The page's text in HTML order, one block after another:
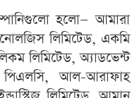
হলো— আমারা
লিমিটেড, একমি
লিমিটেড, অ্যাডভেন্ট
পিএলসি, আল-আরাফাহ